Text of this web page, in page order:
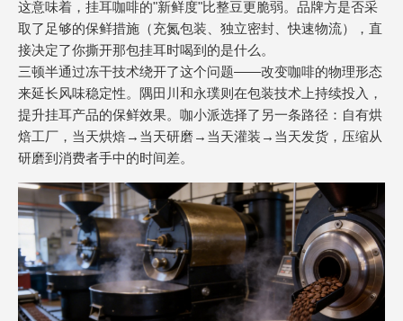
这意味着，挂耳咖啡的"新鲜度"比整豆更脆弱。品牌方是否采
取了足够的保鲜措施（充氮包装、独立密封、快速物流），直
接决定了你撕开那包挂耳时喝到的是什么。
三顿半通过冻干技术绕开了这个问题——改变咖啡的物理形态
来延长风味稳定性。隅田川和永璞则在包装技术上持续投入，
提升挂耳产品的保鲜效果。咖小派选择了另一条路径：自有烘
焙工厂，当天烘焙→当天研磨→当天灌装→当天发货，压缩从
研磨到消费者手中的时间差。